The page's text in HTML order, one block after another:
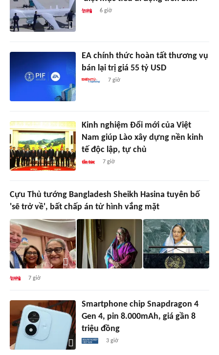
6 giờ
EA chính thức hoàn tất thương vụ
bán lại trị giá 55 tỷ USD
7 giờ
Kinh nghiệm Đổi mới của Việt
Nam giúp Lào xây dựng nền kinh
tế độc lập, tự chủ
7 giờ
Cựu Thủ tướng Bangladesh Sheikh Hasina tuyên bố
'sẽ trở về', bất chấp án tử hình vắng mặt
7 giờ
Smartphone chip Snapdragon 4
Gen 4, pin 8.000mAh, giá gần 8
triệu đồng
3 giờ